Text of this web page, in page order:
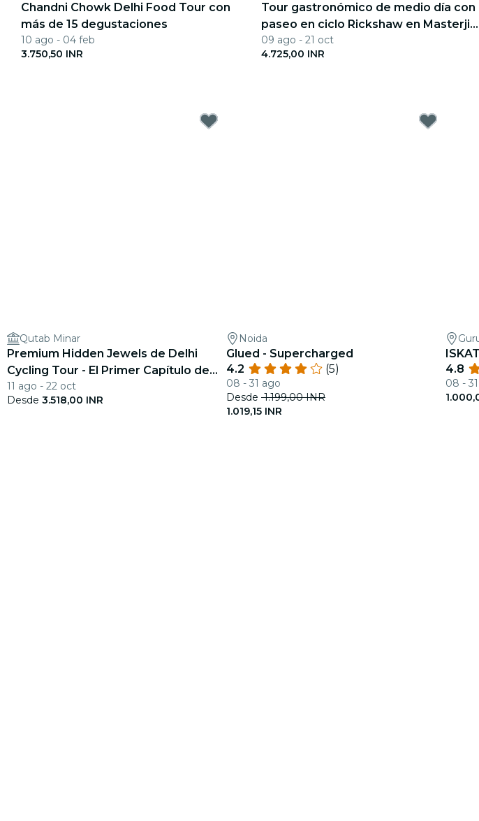
Chandni Chowk Delhi Food Tour con
más de 15 degustaciones
10 ago - 04 feb
3.750,50 INR
Tour gastronómico de medio día con
paseo en ciclo Rickshaw en Masterji
Kee Haveli
09 ago - 21 oct
4.725,00 INR
Qutab Minar
Premium Hidden Jewels de Delhi
Cycling Tour - El Primer Capítulo de
Delhi
11 ago - 22 oct
Desde 3.518,00 INR
Noida
Glued - Supercharged
4.2
(5)
08 - 31 ago
Desde 1.199,00 INR
1.019,15 INR
4.8
08 -